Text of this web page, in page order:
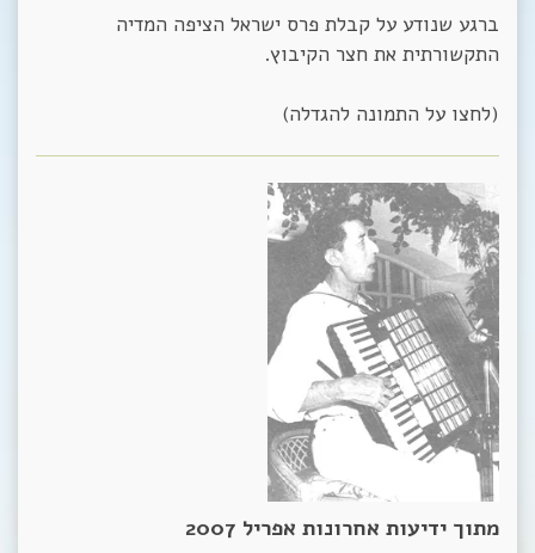
ברגע שנודע על קבלת פרס ישראל הציפה המדיה
התקשורתית את חצר הקיבוץ.
(לחצו על התמונה להגדלה)
מתוך ידיעות אחרונות אפריל 2007